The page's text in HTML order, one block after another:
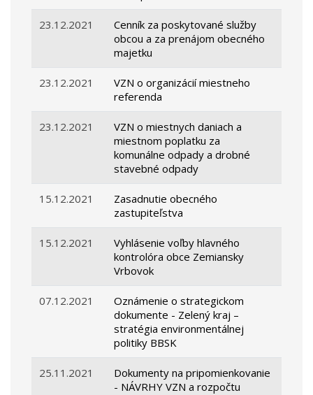
23.12.2021
Cenník za poskytované služby
obcou a za prenájom obecného
majetku
23.12.2021
VZN o organizácií miestneho
referenda
23.12.2021
VZN o miestnych daniach a
miestnom poplatku za
komunálne odpady a drobné
stavebné odpady
15.12.2021
Zasadnutie obecného
zastupiteľstva
15.12.2021
Vyhlásenie voľby hlavného
kontrolóra obce Zemiansky
Vrbovok
07.12.2021
Oznámenie o strategickom
dokumente - Zelený kraj –
stratégia environmentálnej
politiky BBSK
25.11.2021
Dokumenty na pripomienkovanie
- NÁVRHY VZN a rozpočtu